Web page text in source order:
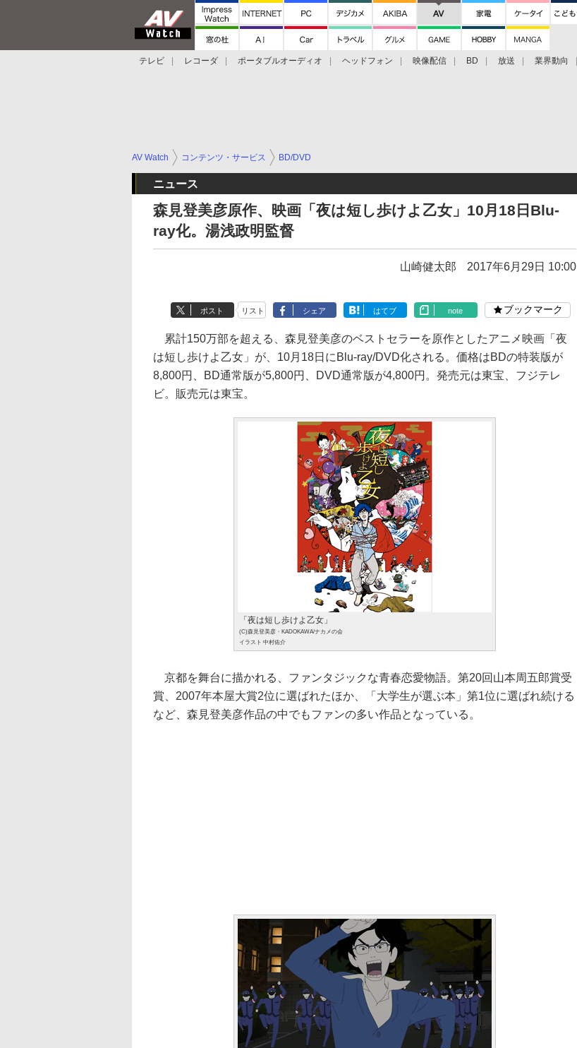
テレビ レコーダ ポータブルオーディオ ヘッドフォン 映像配信 BD 放送 業界動向
AV Watch コンテンツ・サービス BD/DVD
ニュース
森見登美彦原作、映画「夜は短し歩けよ乙女」10月18日Blu-
ray化。湯浅政明監督
山崎健太郎 2017年6月29日 10:00
ポスト リスト シェア はてブ note ブックマーク
累計150万部を超える、森見登美彦のベストセラーを原作としたアニメ映画「夜
は短し歩けよ乙女」が、10月18日にBlu-ray/DVD化される。価格はBDの特装版が
8,800円、BD通常版が5,800円、DVD通常版が4,800円。発売元は東宝、フジテレ
ビ。販売元は東宝。
「夜は短し歩けよ乙女」
(C)森見登美彦・KADOKAWA/ナカメの会
イラスト 中村佑介
京都を舞台に描かれる、ファンタジックな青春恋愛物語。第20回山本周五郎賞受
賞、2007年本屋大賞2位に選ばれたほか、「大学生が選ぶ本」第1位に選ばれ続ける
など、森見登美彦作品の中でもファンの多い作品となっている。